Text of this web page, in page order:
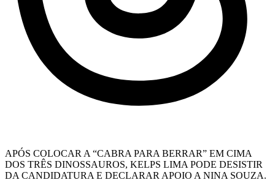
APÓS COLOCAR A “CABRA PARA BERRAR” EM CIMA
DOS TRÊS DINOSSAUROS, KELPS LIMA PODE DESISTIR
DA CANDIDATURA E DECLARAR APOIO A NINA SOUZA.